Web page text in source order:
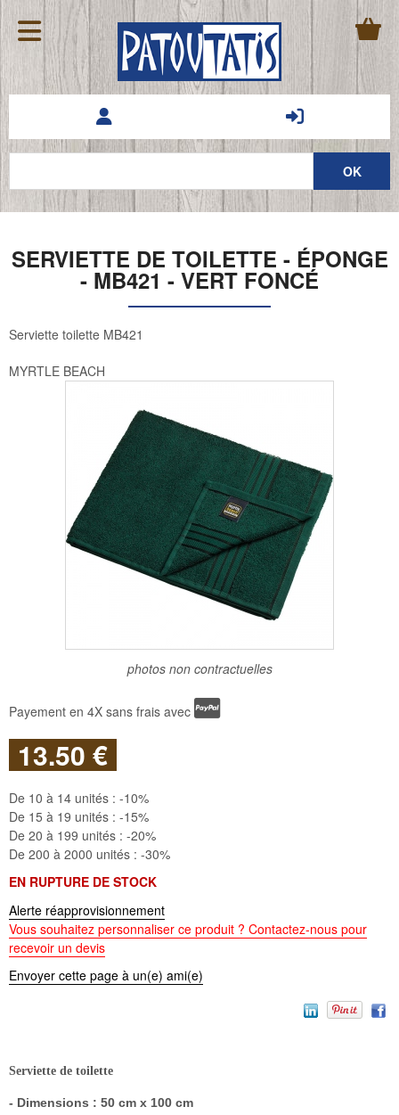
SERVIETTE DE TOILETTE - ÉPONGE
- MB421 - VERT FONCÉ
Serviette toilette MB421
MYRTLE BEACH
photos non contractuelles
Payement en 4X sans frais avec
13.50 €
De 10 à 14 unités : -10%
De 15 à 19 unités : -15%
De 20 à 199 unités : -20%
De 200 à 2000 unités : -30%
EN RUPTURE DE STOCK
Alerte réapprovisionnement
Vous souhaitez personnaliser ce produit ? Contactez-nous pour
recevoir un devis
Envoyer cette page à un(e) ami(e)
Serviette de toilette
- Dimensions : 50 cm x 100 cm